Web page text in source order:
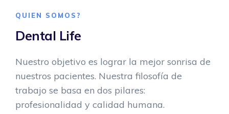
QUIEN SOMOS?
Dental Life
Nuestro objetivo es lograr la mejor sonrisa de
nuestros pacientes. Nuestra filosofía de
trabajo se basa en dos pilares:
profesionalidad y calidad humana.